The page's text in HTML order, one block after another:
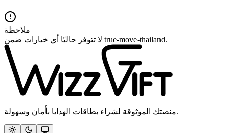
ملاحظة
لا تتوفر حاليًا أي خيارات ضمن true-move-thailand.
منصتك الموثوقة لشراء بطاقات الهدايا بأمان وسهولة.